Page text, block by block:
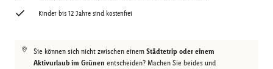
Kinder bis 12 Jahre sind kostenfrei
Sie können sich nicht zwischen einem Städtetrip oder einem
Aktivurlaub im Grünen entscheiden? Machen Sie beides und